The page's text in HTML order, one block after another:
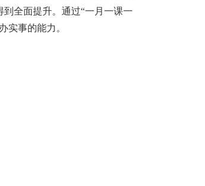
全面提升。通过“一月一课一
实事的能力。